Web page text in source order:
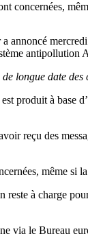
concernées,
annoncé
antipollution
longue date
produit à base
reçu des
même
à charge
via le Bureau